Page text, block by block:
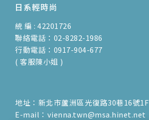
日系輕時尚
統 編 : 42201726
聯絡電話：02-8282-1986
行動電話：0917-904-677
( 客服陳小姐 )
地址：新北市蘆洲區光復路30巷16號1F
E-mail：vienna.twn@msa.hinet.net